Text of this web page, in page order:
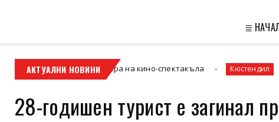
≣
АКТУАЛНИ НОВИНИ
новата златна ера на кино-спектакъла Кюстендил Втора
28-годишен турист е загинал